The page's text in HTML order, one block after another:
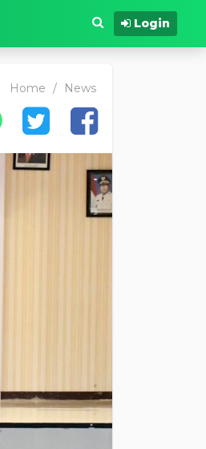
Login
Home / News